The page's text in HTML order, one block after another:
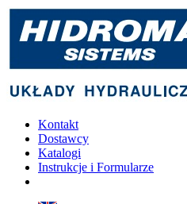
Kontakt
Dostawcy
Katalogi
Instrukcje i Formularze